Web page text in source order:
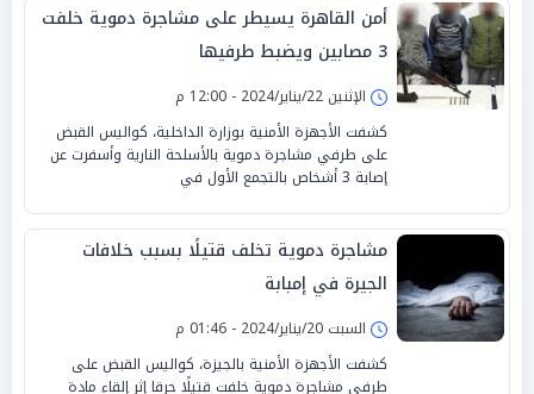
أمن القاهرة يسيطر على مشاجرة دموية خلفت
3 مصابين ويضبط طرفيها
الإثنين 22/يناير/2024 - 12:00 م
كشفت الأجهزة الأمنية بوزارة الداخلية، كواليس القبض
على طرفي مشاجرة دموية بالأسلحة النارية وأسفرت عن
إصابة 3 أشخاص بالتجمع الأول في
مشاجرة دموية تخلف قتيلًا بسبب خلافات
الجيرة في إمبابة
السبت 20/يناير/2024 - 01:46 م
كشفت الأجهزة الأمنية بالجيزة، كواليس القبض على
طرفي مشاجرة دموية خلفت قتيلًا حرقا إثر إلقاء مادة